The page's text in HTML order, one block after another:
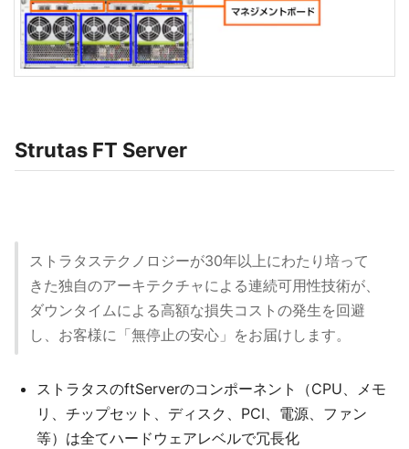
Strutas FT Server
ストラタステクノロジーが30年以上にわたり培って
きた独自のアーキテクチャによる連続可用性技術が、
ダウンタイムによる高額な損失コストの発生を回避
し、お客様に「無停止の安心」をお届けします。
ストラタスのftServerのコンポーネント（CPU、メモ
リ、チップセット、ディスク、PCI、電源、ファン
等）は全てハードウェアレベルで冗長化